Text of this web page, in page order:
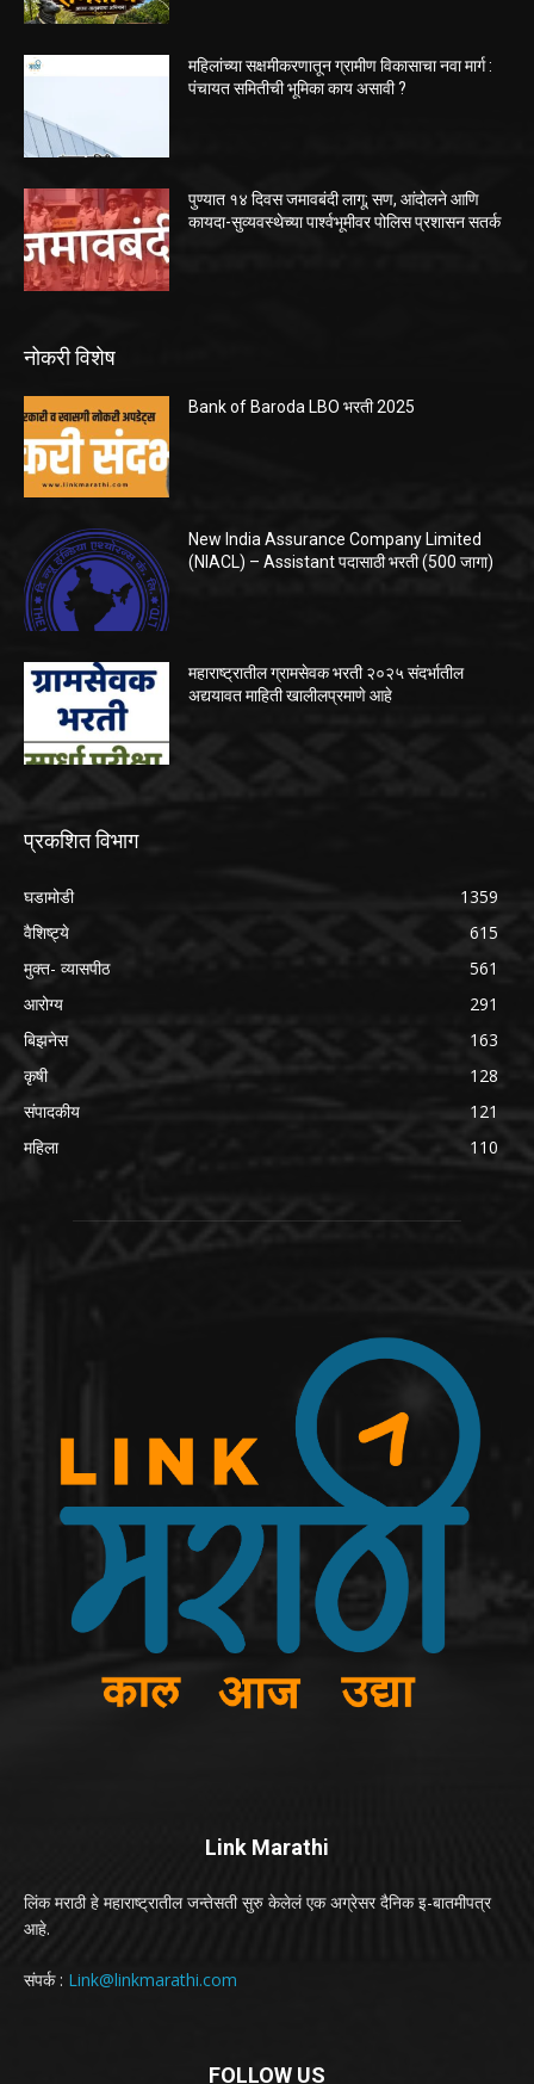
महिलांच्या सक्षमीकरणातून ग्रामीण विकासाचा नवा मार्ग :
पंचायत समितीची भूमिका काय असावी ?
पुण्यात १४ दिवस जमावबंदी लागू; सण, आंदोलने आणि
कायदा-सुव्यवस्थेच्या पार्श्वभूमीवर पोलिस प्रशासन सतर्क
नोकरी विशेष
Bank of Baroda LBO भरती 2025
New India Assurance Company Limited
(NIACL) – Assistant पदासाठी भरती (500 जागा)
महाराष्ट्रातील ग्रामसेवक भरती २०२५ संदर्भातील
अद्ययावत माहिती खालीलप्रमाणे आहे
प्रकशित विभाग
घडामोडी
1359
वैशिष्ट्ये
615
मुक्त- व्यासपीठ
561
आरोग्य
291
बिझनेस
163
कृषी
128
संपादकीय
121
महिला
110
Link Marathi
लिंक मराठी हे महाराष्ट्रातील जन्तेसती सुरु केलेलं एक अग्रेसर दैनिक इ-बातमीपत्र
आहे.
संपर्क : Link@linkmarathi.com
FOLLOW US